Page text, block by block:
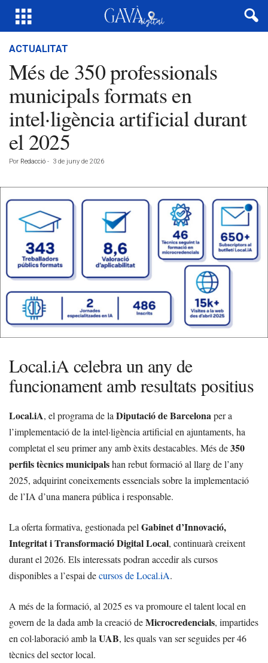
ACTUALITAT
Més de 350 professionals
municipals formats en
intel·ligència artificial durant
el 2025
Por Redacció - 3 de juny de 2026
Local.iA celebra un any de
funcionament amb resultats positius
Local.iA, el programa de la Diputació de Barcelonaper a
l’implementació de la intel·ligència artificial en ajuntaments, ha
completat el seu primer any amb èxits destacables. Més de350
perfils tècnics municipalshan rebut formació al llarg de l’any
2025, adquirint coneixements essencials sobre la implementació
de l’IA d’una manera pública i responsable.
La oferta formativa, gestionada pel Gabinet d’Innovació,
Integritat i Transformació Digital Local, continuarà creixent
durant el 2026. Els interessats podran accedir als cursos
disponibles a l’espai decursos de Local.iA.
A més de la formació, al 2025 es va promoure el talent local en
govern de la dada amb la creació deMicrocredencials, impartides
en col·laboració amb la UAB, les quals van ser seguides per 46
tècnics del sector local.